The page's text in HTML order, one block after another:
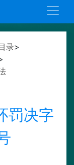
录>
罚决字